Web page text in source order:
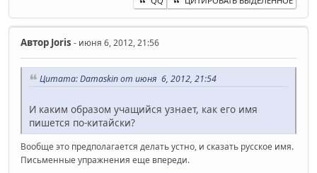
Автор Joris - июня 6, 2012, 21:56
Цитата: Damaskin от июня 6, 2012, 21:54
И каким образом учащийся узнает, как его имя
пишется по-китайски?
Вообще это предполагается делать устно, и сказать русское имя.
Письменные упражнения еще впереди.